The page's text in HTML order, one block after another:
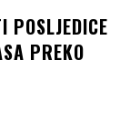
POSLJEDICE
PREKO